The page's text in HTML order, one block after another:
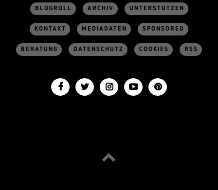
BLOGROLL ARCHIV UNTERSTÜTZEN
KONTAKT MEDIADATEN SPONSORED
BERATUNG DATENSCHUTZ COOKIES RSS